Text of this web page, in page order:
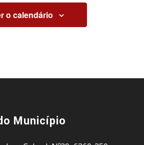
o calendário
Município